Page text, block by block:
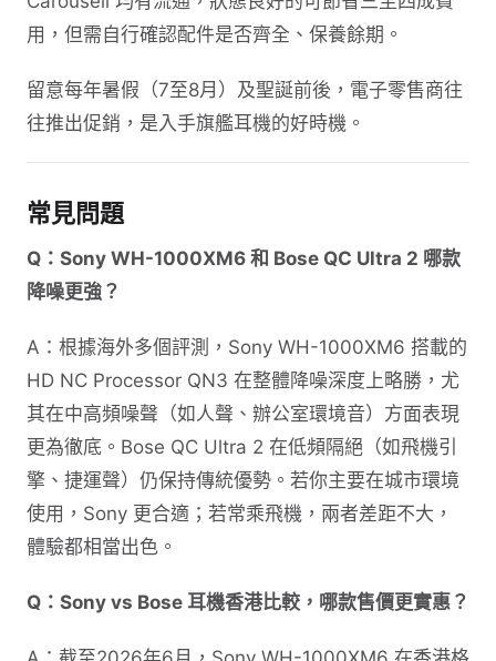
用，但需自行確認配件是否齊全、保養餘期。
留意每年暑假（7至8月）及聖誕前後，電子零售商往
往推出促銷，是入手旗艦耳機的好時機。
常見問題
Q：Sony WH-1000XM6 和 Bose QC Ultra 2 哪款
降噪更強？
A：根據海外多個評測，Sony WH-1000XM6 搭載的
HD NC Processor QN3 在整體降噪深度上略勝，尤
其在中高頻噪聲（如人聲、辦公室環境音）方面表現
更為徹底。Bose QC Ultra 2 在低頻隔絕（如飛機引
擎、捷運聲）仍保持傳統優勢。若你主要在城市環境
使用，Sony 更合適；若常乘飛機，兩者差距不大，
體驗都相當出色。
Q：Sony vs Bose 耳機香港比較，哪款售價更實惠？